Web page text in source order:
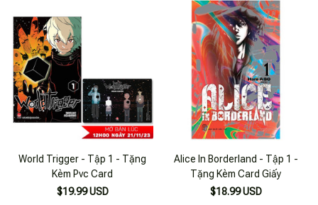
World Trigger - Tập 1 - Tặng
Kèm Pvc Card
$19.99 USD
Alice In Borderland - Tập 1 -
Tặng Kèm Card Giấy
$18.99 USD